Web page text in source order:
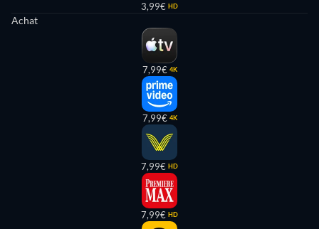
3,99€ HD
Achat
7,99€ 4K
7,99€ 4K
7,99€ HD
7,99€ HD